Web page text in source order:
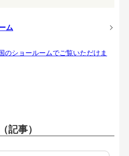
ム
のショールームでご覧いただけま
記事）